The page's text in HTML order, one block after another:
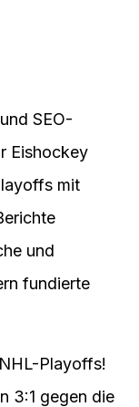
SEO-
Eishockey
mit
und
fundierte
Playoffs!
3:1 gegen die